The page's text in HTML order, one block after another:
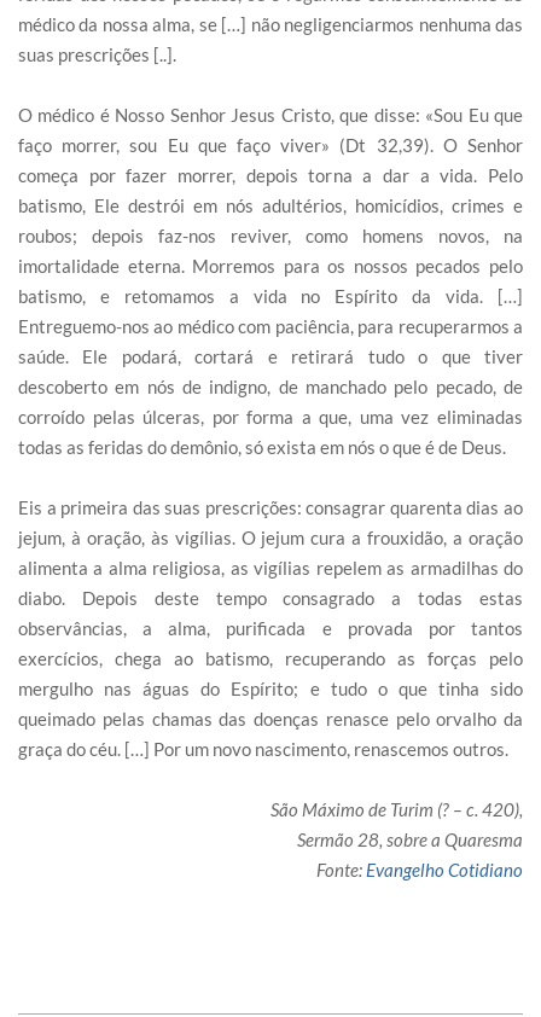
médico da nossa alma, se […] não negligenciarmos nenhuma das
suas prescrições [..].
O médico é Nosso Senhor Jesus Cristo, que disse: «Sou Eu que
faço morrer, sou Eu que faço viver» (Dt 32,39). O Senhor
começa por fazer morrer, depois torna a dar a vida. Pelo
batismo, Ele destrói em nós adultérios, homicídios, crimes e
roubos; depois faz-nos reviver, como homens novos, na
imortalidade eterna. Morremos para os nossos pecados pelo
batismo, e retomamos a vida no Espírito da vida. […]
Entreguemo-nos ao médico com paciência, para recuperarmos a
saúde. Ele podará, cortará e retirará tudo o que tiver
descoberto em nós de indigno, de manchado pelo pecado, de
corroído pelas úlceras, por forma a que, uma vez eliminadas
todas as feridas do demônio, só exista em nós o que é de Deus.
Eis a primeira das suas prescrições: consagrar quarenta dias ao
jejum, à oração, às vigílias. O jejum cura a frouxidão, a oração
alimenta a alma religiosa, as vigílias repelem as armadilhas do
diabo. Depois deste tempo consagrado a todas estas
observâncias, a alma, purificada e provada por tantos
exercícios, chega ao batismo, recuperando as forças pelo
mergulho nas águas do Espírito; e tudo o que tinha sido
queimado pelas chamas das doenças renasce pelo orvalho da
graça do céu. […] Por um novo nascimento, renascemos outros.
São Máximo de Turim (? – c. 420),
Sermão 28, sobre a Quaresma
Fonte: Evangelho Cotidiano